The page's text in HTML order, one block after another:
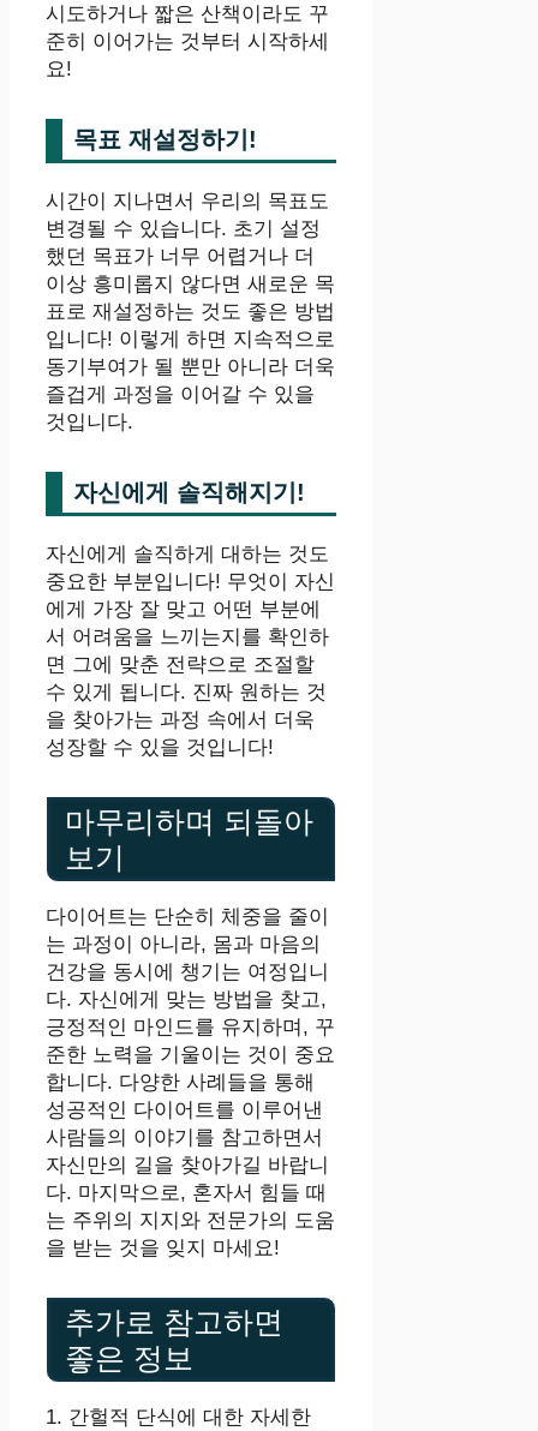
시도하거나 짧은 산책이라도 꾸
준히 이어가는 것부터 시작하세
요!
목표 재설정하기!
시간이 지나면서 우리의 목표도
변경될 수 있습니다. 초기 설정
했던 목표가 너무 어렵거나 더
이상 흥미롭지 않다면 새로운 목
표로 재설정하는 것도 좋은 방법
입니다! 이렇게 하면 지속적으로
동기부여가 될 뿐만 아니라 더욱
즐겁게 과정을 이어갈 수 있을
것입니다.
자신에게 솔직해지기!
자신에게 솔직하게 대하는 것도
중요한 부분입니다! 무엇이 자신
에게 가장 잘 맞고 어떤 부분에
서 어려움을 느끼는지를 확인하
면 그에 맞춘 전략으로 조절할
수 있게 됩니다. 진짜 원하는 것
을 찾아가는 과정 속에서 더욱
성장할 수 있을 것입니다!
마무리하며 되돌아
보기
다이어트는 단순히 체중을 줄이
는 과정이 아니라, 몸과 마음의
건강을 동시에 챙기는 여정입니
다. 자신에게 맞는 방법을 찾고,
긍정적인 마인드를 유지하며, 꾸
준한 노력을 기울이는 것이 중요
합니다. 다양한 사례들을 통해
성공적인 다이어트를 이루어낸
사람들의 이야기를 참고하면서
자신만의 길을 찾아가길 바랍니
다. 마지막으로, 혼자서 힘들 때
는 주위의 지지와 전문가의 도움
을 받는 것을 잊지 마세요!
추가로 참고하면
좋은 정보
1. 간헐적 단식에 대한 자세한